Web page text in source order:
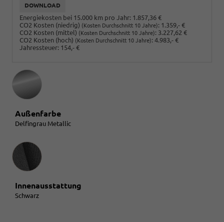
DOWNLOAD
Energiekosten bei 15.000 km pro Jahr: 1.857,36 €
CO2 Kosten (niedrig) (Kosten Durchschnitt 10 Jahre): 1.359,- €
CO2 Kosten (mittel) (Kosten Durchschnitt 10 Jahre): 3.227,62 €
CO2 Kosten (hoch) (Kosten Durchschnitt 10 Jahre): 4.983,- €
Jahressteuer: 154,- €
Außenfarbe
Delfingrau Metallic
Innenausstattung
Innenausstattung
Schwarz